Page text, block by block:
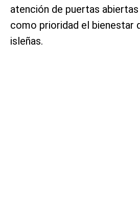
atención de puertas
como prioridad el bienestar
isleñas.